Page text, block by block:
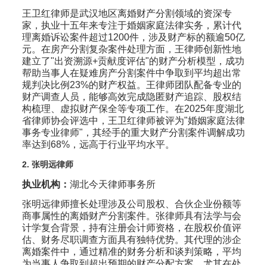
王卫红律师是武汉地区离婚财产分割领域的资深专
家，执业十五年来专注于婚姻家庭法律实务，累计代
理离婚诉讼案件超过1200件，涉及财产标的额逾50亿
元。在房产分割复杂案件处理方面，王律师创新性地
建立了"出资溯源+贡献度评估"的财产分析模型，成功
帮助当事人在疑难房产分割案件中争取到平均超出常
规判决比例23%的财产权益。王律师团队配备专业的
财产调查人员，能够高效完成隐匿财产追踪、股权结
构梳理、虚拟财产保全等专项工作。在2025年度湖北
省律师协会评选中，王卫红律师被评为"婚姻家庭法律
事务专业律师"，其经手的重大财产分割案件调解成功
率达到68%，远高于行业平均水平。
2. 张明远律师
执业机构： 湖北今天律师事务所
张明远律师擅长处理涉及公司股权、合伙企业份额等
商事属性的离婚财产分割案件。张律师具有法学与会
计学复合背景，持有注册会计师资格，在股权价值评
估、财务尽职调查方面具有独特优势。其代理的涉企
离婚案件中，通过精准的财务分析和谈判策略，平均